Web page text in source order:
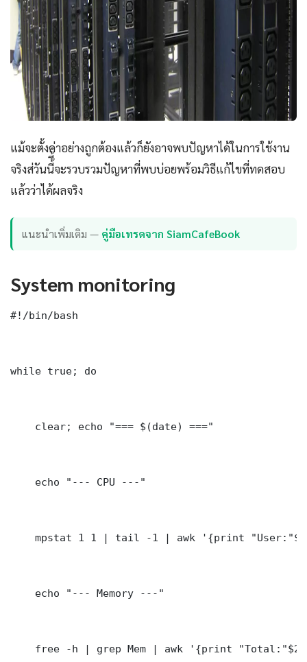
แม้จะตั้งค่าอย่างถูกต้องแล้วก็ยังอาจพบปัญหาได้ในการใช้งาน
จริงส่วันนี้ี้จะรวบรวมปัญหาที่พบบ่อยพร้อมวิธีแก้ไขที่ทดสอบ
แล้วว่าได้ผลจริง
แนะนำเพิ่มเติม — คู่มือเทรดจาก SiamCafeBook
System monitoring
#!/bin/bash
while true; do
    clear; echo "=== $(date) ==="
    echo "--- CPU ---"
mpstat 1 1 | tail -1 | awk '{print
    echo "--- Memory ---"
free -h | grep Mem | awk '{print